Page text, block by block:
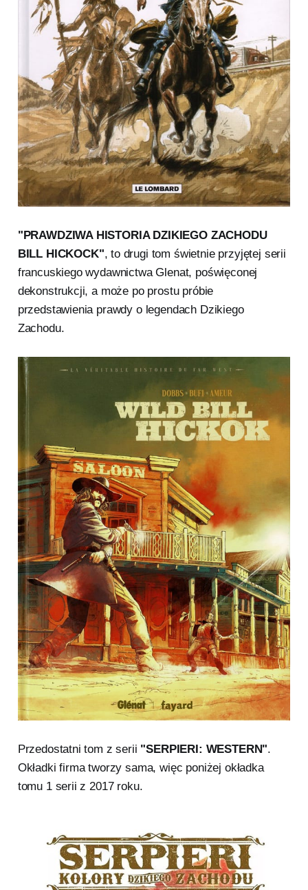
"PRAWDZIWA HISTORIA DZIKIEGO ZACHODU
BILL HICKOCK", to drugi tom świetnie przyjętej serii
francuskiego wydawnictwa Glenat, poświęconej
dekonstrukcji, a może po prostu próbie
przedstawienia prawdy o legendach Dzikiego
Zachodu.
Przedostatni tom z serii "SERPIERI: WESTERN".
Okładki firma tworzy sama, więc poniżej okładka
tomu 1 serii z 2017 roku.